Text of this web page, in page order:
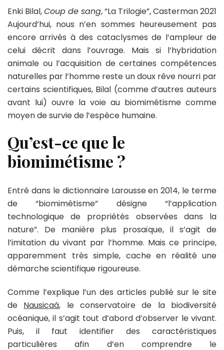
Enki Bilal,Coup de sang, “La Trilogie”, Casterman 2021
Aujourd’hui, nous n’en sommes heureusement pas
encore arrivés à des cataclysmes de l’ampleur de
celui décrit dans l’ouvrage. Mais si l’hybridation
animale ou l’acquisition de certaines compétences
naturelles par l’homme reste un doux rêve nourri par
certains scientifiques, Bilal (comme d’autres auteurs
avant lui) ouvre la voie au biomimétisme comme
moyen de survie de l’espèce humaine.
Qu’est-ce que le
biomimétisme ?
Entré dans le dictionnaire Larousse en 2014, le terme
de “biomimétisme” désigne “l’application
technologique de propriétés observées dans la
nature”. De manière plus prosaïque, il s’agit de
l’imitation du vivant par l’homme. Mais ce principe,
apparemment très simple, cache en réalité une
démarche scientifique rigoureuse.
Comme l’explique l’un des articles publié sur le site
de Nausicaá, le conservatoire de la biodiversité
océanique, il s’agit tout d’abord d’observer le vivant.
Puis, il faut identifier des caractéristiques
particulières afin d’en comprendre le